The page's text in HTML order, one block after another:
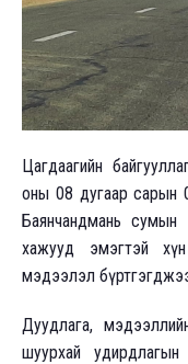
Цагдаагийн
оны 08 дугаар сарын
Баянчандмань
хажууд эмэгтэй
мэдээлэл
Дуудлага,
шуурхай